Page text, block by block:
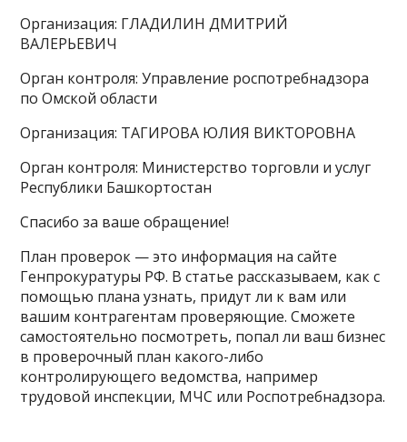
Организация: ГЛАДИЛИН ДМИТРИЙ
ВАЛЕРЬЕВИЧ
Орган контроля: Управление роспотребнадзора
по Омской области
Организация: ТАГИРОВА ЮЛИЯ ВИКТОРОВНА
Орган контроля: Министерство торговли и услуг
Республики Башкортостан
Спасибо за ваше обращение!
План проверок — это информация на сайте
Генпрокуратуры РФ. В статье рассказываем, как с
помощью плана узнать, придут ли к вам или
вашим контрагентам проверяющие. Сможете
самостоятельно посмотреть, попал ли ваш бизнес
в проверочный план какого-либо
контролирующего ведомства, например
трудовой инспекции, МЧС или Роспотребнадзора.